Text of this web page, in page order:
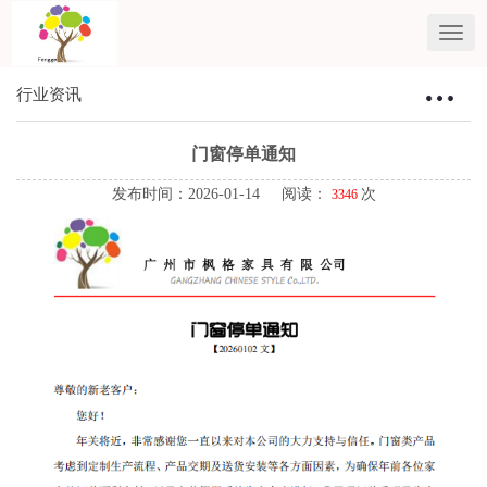
行业资讯
门窗停单通知
发布时间：2026-01-14 阅读： 3346 次